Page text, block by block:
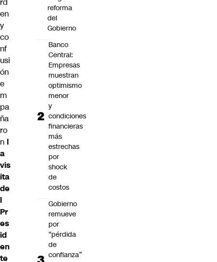
en
y
co
nf
usi
ón
e
m
pa
ña
ro
n l
a
vis
ita
de
l
Pr
es
id
en
te
reforma
del
Gobierno
Banco
Central:
Empresas
muestran
optimismo
menor
y
condiciones
financieras
más
estrechas
por
shock
de
costos
Gobierno
remueve
por
“pérdida
de
confianza”